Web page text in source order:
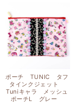
ポーチ TUNIC タフ
タインクジェット
Tuniキャラ メッシュ
ポーチL グレー